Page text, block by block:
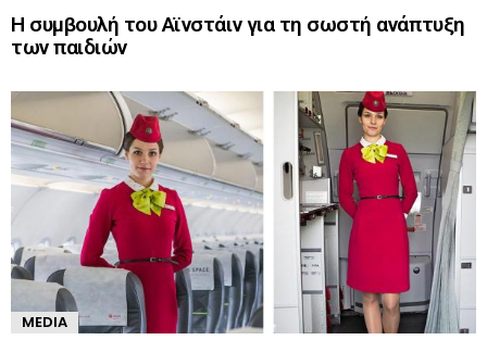
Η συμβουλή του Αϊνστάιν για τη σωστή ανάπτυξη
των παιδιών
MEDIA